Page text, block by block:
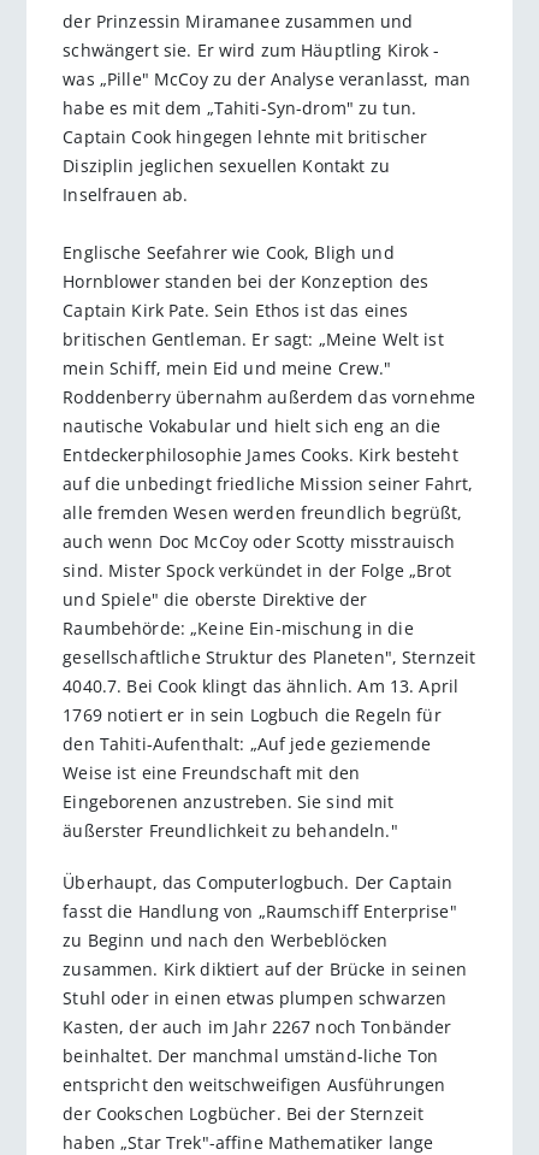
der Prinzessin Miramanee zusammen und
schwängert sie. Er wird zum Häuptling Kirok -
was „Pille" McCoy zu der Analyse veranlasst, man
habe es mit dem „Tahiti-Syn-drom" zu tun.
Captain Cook hingegen lehnte mit britischer
Disziplin jeglichen sexuellen Kontakt zu
Inselfrauen ab.
Englische Seefahrer wie Cook, Bligh und
Hornblower standen bei der Konzeption des
Captain Kirk Pate. Sein Ethos ist das eines
britischen Gentleman. Er sagt: „Meine Welt ist
mein Schiff, mein Eid und meine Crew."
Roddenberry übernahm außerdem das vornehme
nautische Vokabular und hielt sich eng an die
Entdeckerphilosophie James Cooks. Kirk besteht
auf die unbedingt friedliche Mission seiner Fahrt,
alle fremden Wesen werden freundlich begrüßt,
auch wenn Doc McCoy oder Scotty misstrauisch
sind. Mister Spock verkündet in der Folge „Brot
und Spiele" die oberste Direktive der
Raumbehörde: „Keine Ein-mischung in die
gesellschaftliche Struktur des Planeten", Sternzeit
4040.7. Bei Cook klingt das ähnlich. Am 13. April
1769 notiert er in sein Logbuch die Regeln für
den Tahiti-Aufenthalt: „Auf jede geziemende
Weise ist eine Freundschaft mit den
Eingeborenen anzustreben. Sie sind mit
äußerster Freundlichkeit zu behandeln."
Überhaupt, das Computerlogbuch. Der Captain
fasst die Handlung von „Raumschiff Enterprise"
zu Beginn und nach den Werbeblöcken
zusammen. Kirk diktiert auf der Brücke in seinen
Stuhl oder in einen etwas plumpen schwarzen
Kasten, der auch im Jahr 2267 noch Tonbänder
beinhaltet. Der manchmal umständ-liche Ton
entspricht den weitschweifigen Ausführungen
der Cookschen Logbücher. Bei der Sternzeit
haben „Star Trek"-affine Mathematiker lange